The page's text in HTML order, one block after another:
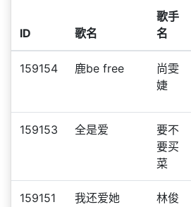
ID 歌名
歌手
名
159154 鹿be free
尚雯
婕
159153 全是爱
要不
要买
菜
159151 我还爱她
林俊